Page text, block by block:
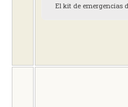
El kit de emergencias